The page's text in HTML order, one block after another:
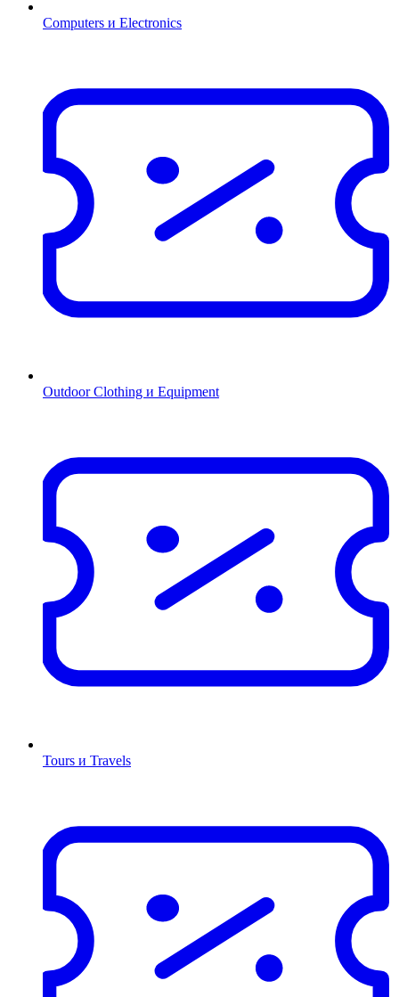
Computers и Electronics
Outdoor Clothing и Equipment
Tours и Travels